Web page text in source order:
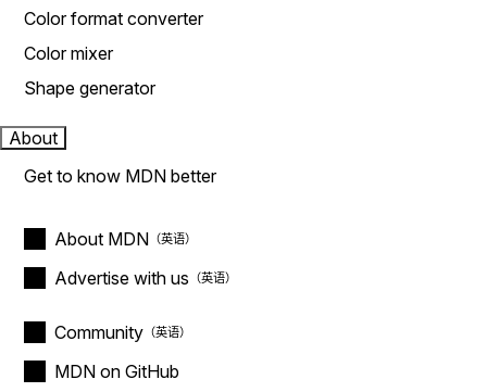
Color format converter
Color mixer
Shape generator
About
Get to know MDN better
About MDN
Advertise with us
Community
MDN on GitHub